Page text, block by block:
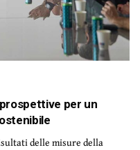
per un
delle misure della